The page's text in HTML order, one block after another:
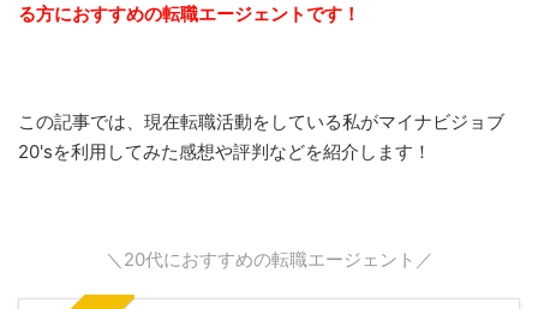
る方におすすめの転職エージェントです！
この記事では、現在転職活動をしている私がマイナビジョブ
20'sを利用してみた感想や評判などを紹介します！
＼20代におすすめの転職エージェント／